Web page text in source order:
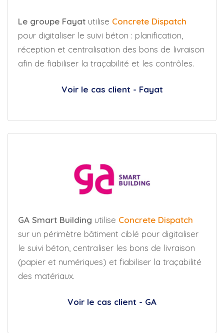
Le groupe Fayat utilise Concrete Dispatch
pour digitaliser le suivi béton : planification,
réception et centralisation des bons de livraison
afin de fiabiliser la traçabilité et les contrôles.
Voir le cas client - Fayat
GA Smart Building utilise Concrete Dispatch
sur un périmètre bâtiment ciblé pour digitaliser
le suivi béton, centraliser les bons de livraison
(papier et numériques) et fiabiliser la traçabilité
des matériaux.
Voir le cas client - GA